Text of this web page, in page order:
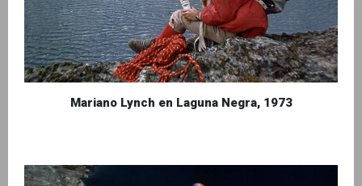
Mariano Lynch en Laguna Negra, 1973